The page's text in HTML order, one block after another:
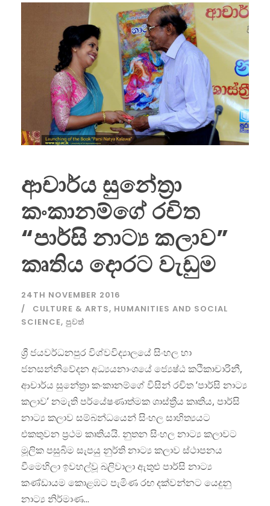
ආචාර්ය සුනේත්‍රා
කංකානම්ගේ රචිත
“පාර්සි නාට්‍ය කලාව”
කෘතිය දොරට වැඩුම
24TH NOVEMBER 2016
CULTURE & ARTS, HUMANITIES AND SOCIAL
SCIENCE, පුවත්
ශ්‍රී ජයවර්ධනපුර විශ්වවිද්‍යාලයේ සිංහල හා
ජනසන්නිවේදන අධ්‍යයනාංශයේ ජ්‍යෙෂ්ඨ කථිකාචාරිනී,
ආචාර්ය සුනේත්‍රා කංකානම්ගේ විසින් රචිත ‘පාර්සි නාට්‍ය
කලාව’ නමැති පර්යේෂණාත්මක ශාස්ත්‍රීය කෘතිය, පාර්සි
නාට්‍ය කලාව සම්බන්ධයෙන් සිංහල සාහිත්‍යයට
එකතුවන ප්‍රථම කෘතියයි. නුතන සිංහල නාට්‍ය කලාවට
මූලික පසුබිම සැපයු නුර්ති නාට්‍ය කලාව ස්ථාපනය
වීමෙහිලා ඉවහල්වූ බලිවාලා ඇතුළු පාර්සි නාට්‍ය
කණ්ඩායම කොළඹට පැමිණ රඟ දක්වන්නට යෙදුනු
නාට්‍ය නිර්මාණ...